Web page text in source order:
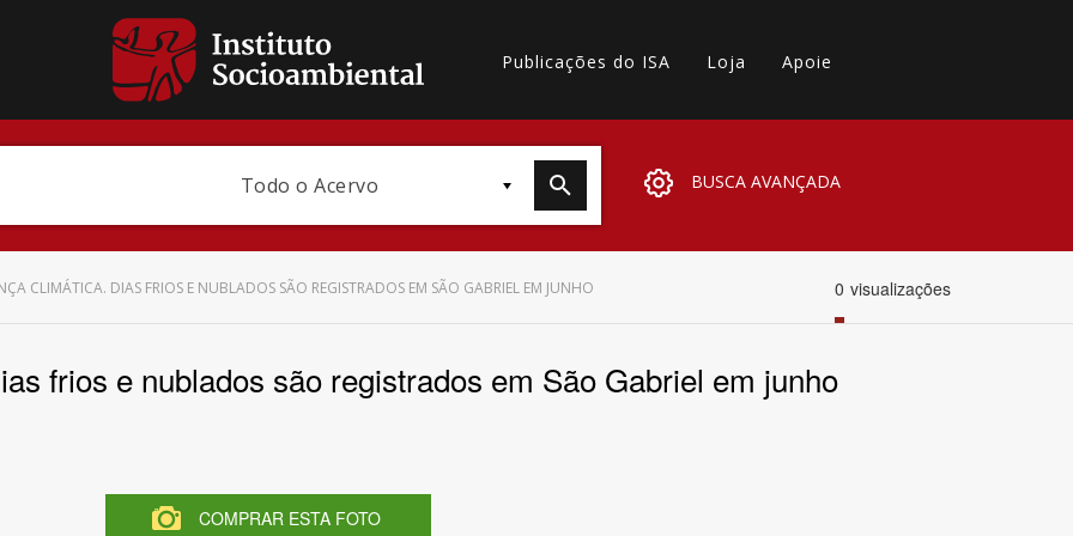
Publicações do ISA Loja Apoie
Todo o Acervo BUSCA AVANÇADA
Bioma / Bacia
Subtema
CLIMÁTICA. DIAS FRIOS E NUBLADOS SÃO REGISTRADOS EM SÃO GABRIEL EM JUNHO 0 visualizações
frios e nublados são registrados em São Gabriel em junho
COMPRAR ESTA FOTO